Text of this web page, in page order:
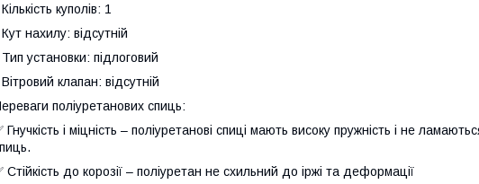
Кількість куполів: 1
Кут нахилу: відсутній
Тип установки: підлоговий
Вітровий клапан: відсутній
поліуретанових спиць:
Гнучкість і міцність – поліуретанові спиці мають високу пружність і не
Стійкість до корозії – поліуретан не схильний до іржі та деформації